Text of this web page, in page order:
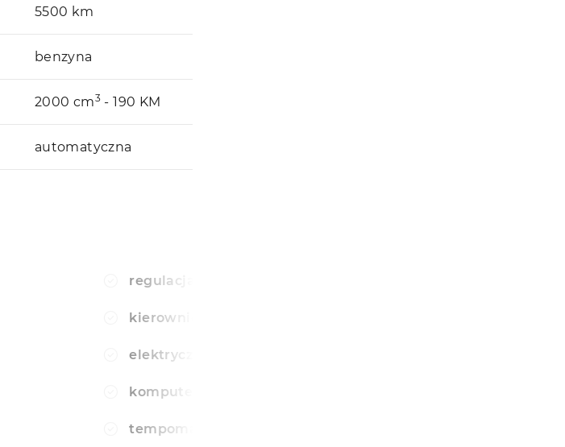
5500 km
benzyna
2000 cm3- 190 KM
automatyczna
regulacja wysokosci fotela
kierownica wielofunkcyjna
elektryczne szyby tylne
komputer pokladowy
tempomat